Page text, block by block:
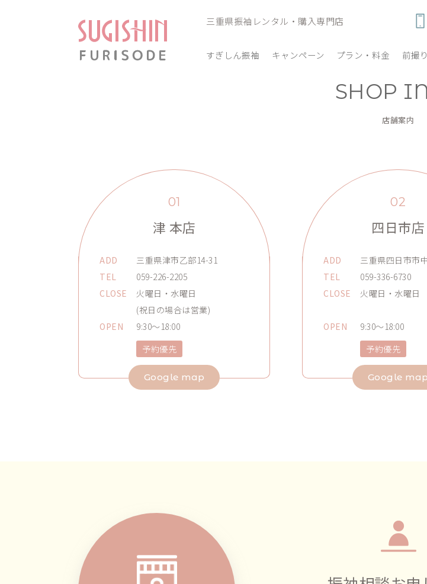
三重県振袖レンタル・購入専門店
すぎしん振袖 キャンペーン プラン・料金 前撮
SHOP
店舗案内
01
津 本店
ADD
三重県津市乙部14-31
TEL
059-226-2205
CLOSE
火曜日・水曜日
(祝日の場合は営業)
OPEN
9:30～18:00
予約優先
Google map
02
四日市店
ADD
三重県四日市市
TEL
059-336-6730
CLOSE
火曜日・水曜日
OPEN
9:30～18:00
予約優先
Google map